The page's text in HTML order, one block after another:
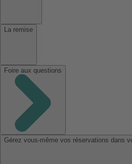
La remise
Foire aux questions
Gérez vous-même vos réservations dans